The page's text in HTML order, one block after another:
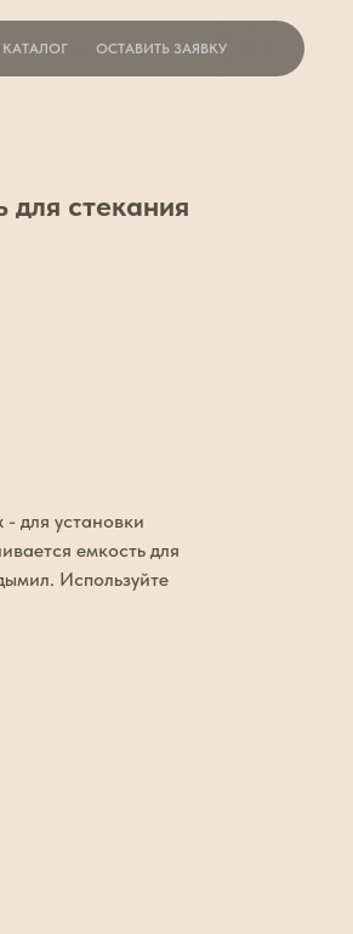
КАТАЛОГ ОСТАВИТЬ ЗАЯВКУ
для стекания
для установки
емкость для
Используйте